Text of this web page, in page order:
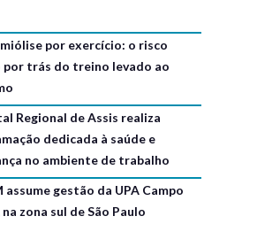
por exercício: o risco
trás do treino levado ao
Regional de Assis realiza
dedicada à saúde e
no ambiente de trabalho
assume gestão da UPA Campo
na zona sul de São Paulo